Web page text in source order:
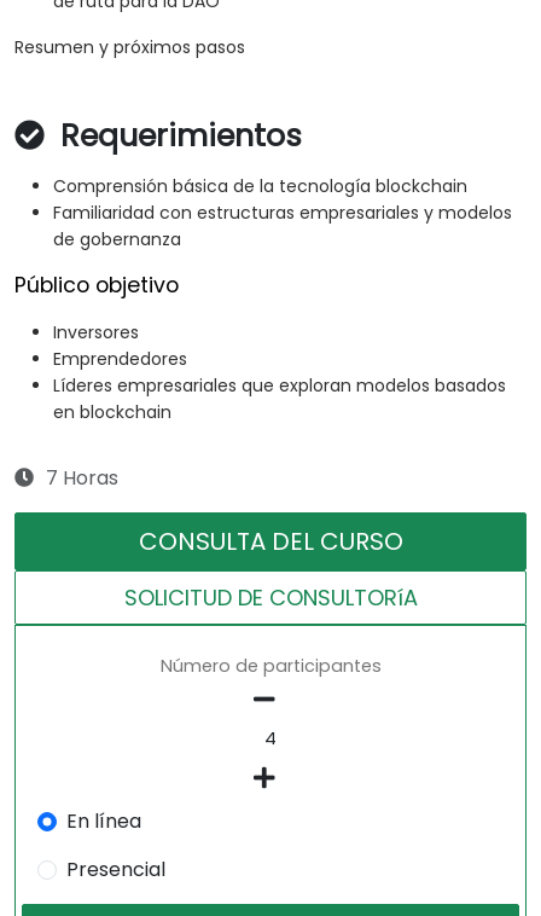
Resumen y próximos pasos
Requerimientos
Comprensión básica de la tecnología blockchain
Familiaridad con estructuras empresariales y modelos
de gobernanza
Público objetivo
Inversores
Emprendedores
Líderes empresariales que exploran modelos basados
en blockchain
7 Horas
CONSULTA DEL CURSO
SOLICITUD DE CONSULTORíA
Número de participantes
En línea
Presencial